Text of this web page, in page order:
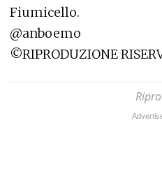
Fiumicello.
@anboemo
©RIPRODUZIONE